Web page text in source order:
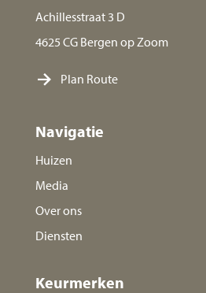
Achillesstraat 3 D
4625 CG Bergen op Zoom
Plan Route
Navigatie
Huizen
Media
Over ons
Diensten
Keurmerken